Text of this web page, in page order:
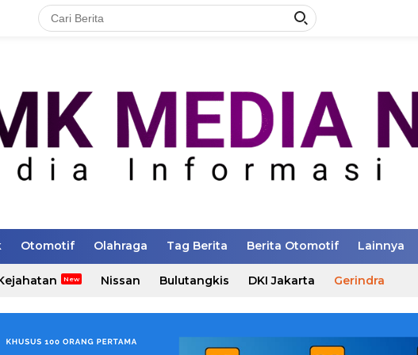
Otomotif Olahraga Tag Berita Berita Otomotif Lainnya
Nissan Bulutangkis DKI Jakarta Gerindra